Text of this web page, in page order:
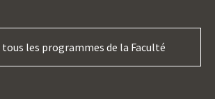
les programmes de la Faculté